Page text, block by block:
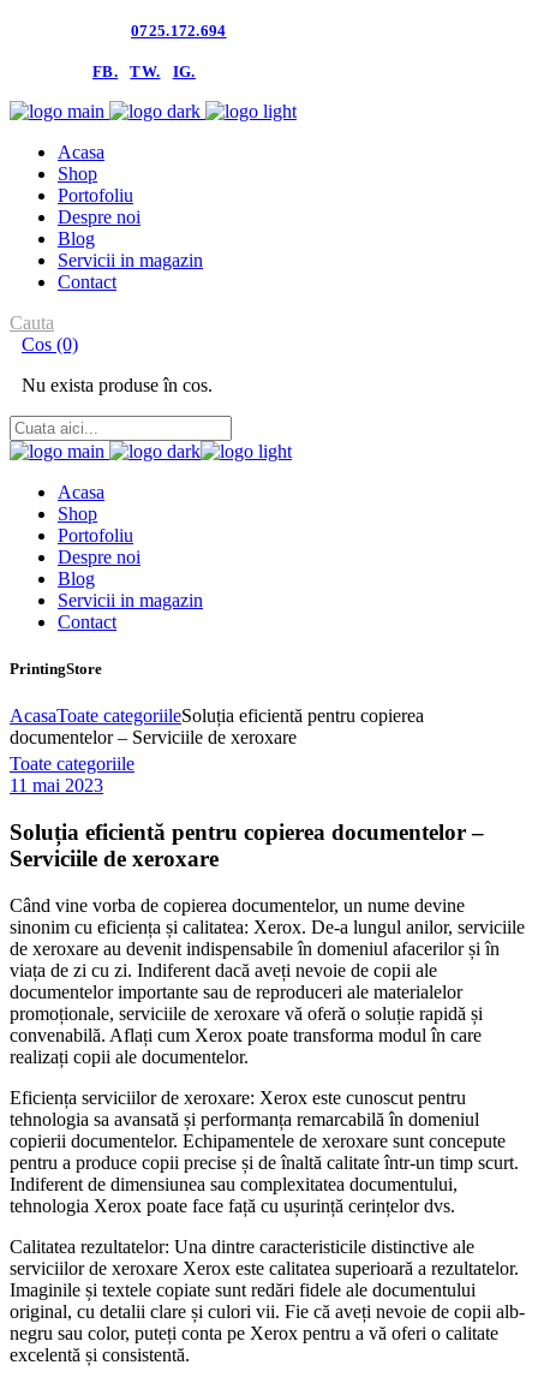
0725.172.694
FB. TW. IG.
Acasa
Shop
Portofoliu
Despre noi
Blog
Servicii in magazin
Contact
Cauta
Cos (0)
Nu exista produse în cos.
Acasa
Shop
Portofoliu
Despre noi
Blog
Servicii in magazin
Contact
PrintingStore
AcasaToate categoriileSoluția eficientă pentru copierea
documentelor – Serviciile de xeroxare
Toate categoriile
11 mai 2023
Soluția eficientă pentru copierea documentelor –
Serviciile de xeroxare
Când vine vorba de copierea documentelor, un nume devine
sinonim cu eficiența și calitatea: Xerox. De-a lungul anilor, serviciile
de xeroxare au devenit indispensabile în domeniul afacerilor și în
viața de zi cu zi. Indiferent dacă aveți nevoie de copii ale
documentelor importante sau de reproduceri ale materialelor
promoționale, serviciile de xeroxare vă oferă o soluție rapidă și
convenabilă. Aflați cum Xerox poate transforma modul în care
realizați copii ale documentelor.
Eficiența serviciilor de xeroxare: Xerox este cunoscut pentru
tehnologia sa avansată și performanța remarcabilă în domeniul
copierii documentelor. Echipamentele de xeroxare sunt concepute
pentru a produce copii precise și de înaltă calitate într-un timp scurt.
Indiferent de dimensiunea sau complexitatea documentului,
tehnologia Xerox poate face față cu ușurință cerințelor dvs.
Calitatea rezultatelor: Una dintre caracteristicile distinctive ale
serviciilor de xeroxare Xerox este calitatea superioară a rezultatelor.
Imaginile și textele copiate sunt redări fidele ale documentului
original, cu detalii clare și culori vii. Fie că aveți nevoie de copii alb-
negru sau color, puteți conta pe Xerox pentru a vă oferi o calitate
excelentă și consistentă.